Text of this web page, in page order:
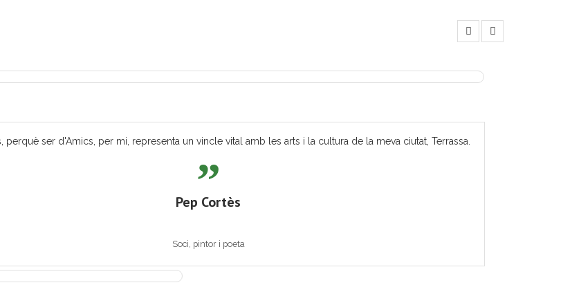
perquè ser d'Amics, per mi, representa un vincle vital amb les arts i la cultura de la meva ciutat, Terrassa.
Pep Cortès
Soci, pintor i poeta